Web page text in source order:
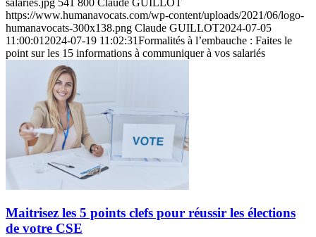
https://www.humanavocats.com/wp-content/uploads/2021/06/logo-
humanavocats-300x138.png Claude GUILLOT2024-07-05
11:00:01 2024-07-19 11:02:31Formalités à l’embauche : Faites le
point sur les 15 informations à communiquer à vos salariés
Maitrisez les 5 points clefs pour réussir les élections
de votre CSE